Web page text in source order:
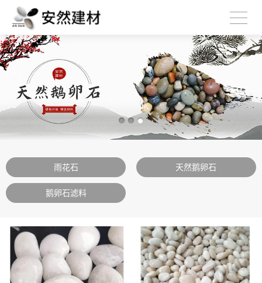
雨花石 天然鹅卵石
鹅卵石滤料